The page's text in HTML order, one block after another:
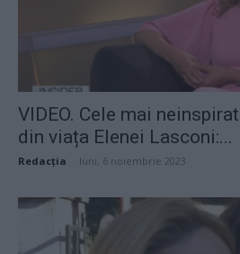
VIDEO. Cele mai
din viața Elenei Lasconi:...
Redacţia luni, 6 noiembrie 2023